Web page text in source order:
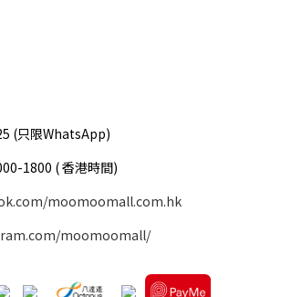
(只限WhatsApp)
1800 ( 香港時間)
moomoomall.com.hk
moomoomall/